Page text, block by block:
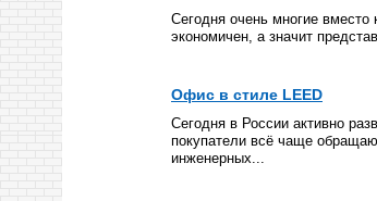
Сегодня очень многие
экономичен, а значит
Офис в стиле LEED
Сегодня в России активно
покупатели всё чаще
инженерных...